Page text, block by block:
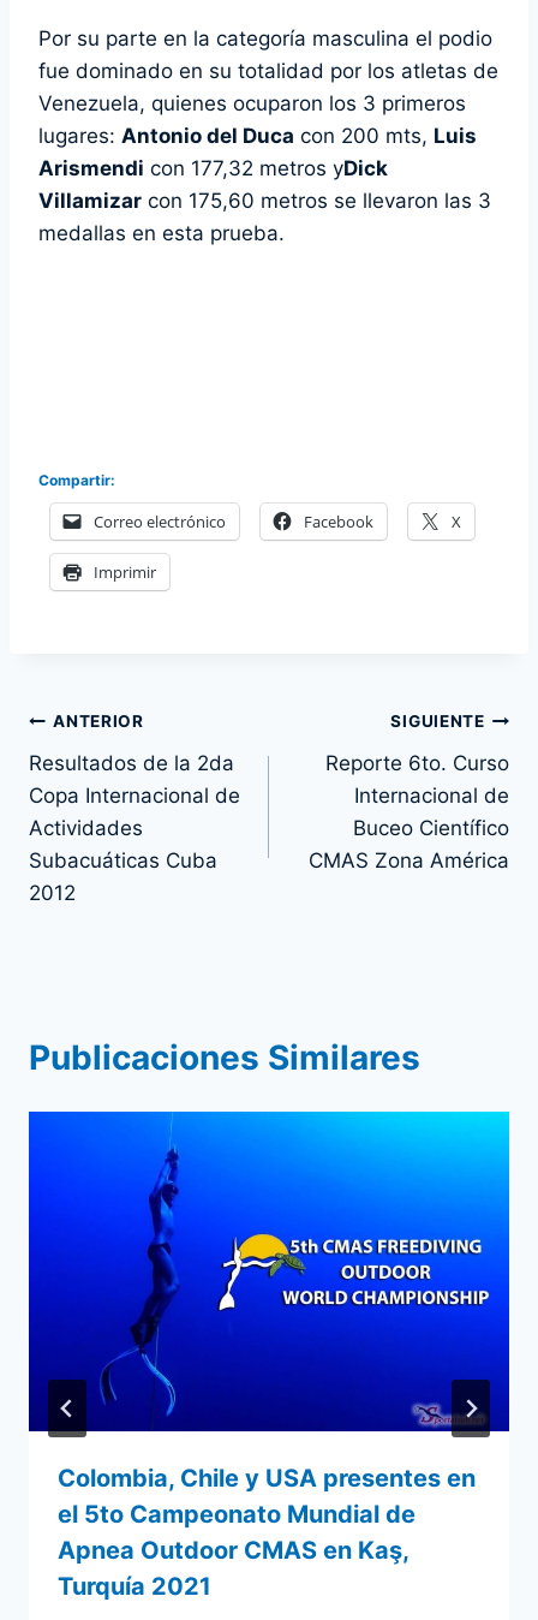
Por su parte en la categoría masculina el podio
fue dominado en su totalidad por los atletas de
Venezuela, quienes ocuparon los 3 primeros
lugares: Antonio del Duca con 200 mts, Luis
Arismendi con 177,32 metros yDick
Villamizar con 175,60 metros se llevaron las 3
medallas en esta prueba.
Compartir:
Correo electrónico Facebook X
Imprimir
Navegación
de
entradas
ANTERIOR
Resultados de la 2da
Copa Internacional de
Actividades
Subacuáticas Cuba
2012
SIGUIENTE
Reporte 6to. Curso
Internacional de
Buceo Científico
CMAS Zona América
Publicaciones Similares
Colombia, Chile y USA presentes en
el 5to Campeonato Mundial de
Apnea Outdoor CMAS en Kaş,
Turquía 2021